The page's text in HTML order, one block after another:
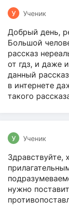
У Ученик
Добрый день,
Большой
рассказ
от гдз, и даже
данный
в интернете
такого
У Ученик
Здравствуйте,
нужно